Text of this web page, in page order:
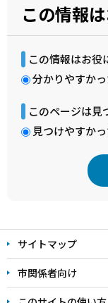
この情報
この情報はお役
分かりやすか
このページは見
見つけやすか
文
こ
こ
ま
サイトマップ
市関係者向け